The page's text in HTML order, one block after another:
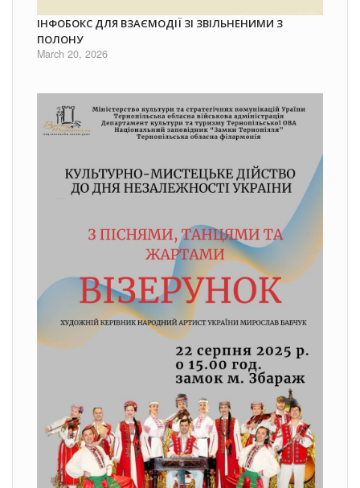
ІНФОБОКС ДЛЯ ВЗАЄМОДІЇ ЗІ ЗВІЛЬНЕНИМИ З
ПОЛОНУ
March 20, 2026